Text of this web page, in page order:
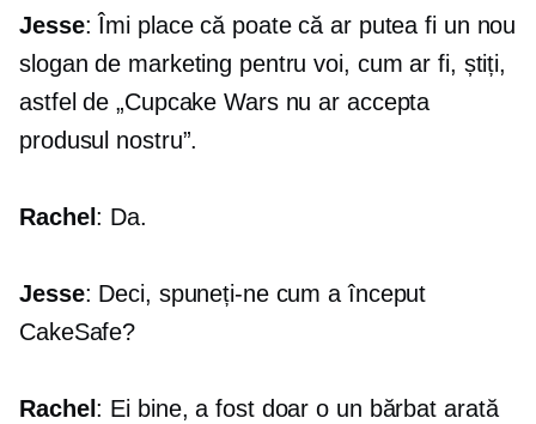
Jesse: Îmi place că poate că ar putea fi un nou
slogan de marketing pentru voi, cum ar fi, știți,
astfel de „Cupcake Wars nu ar accepta
produsul nostru”.
Rachel : Da.
Jesse: Deci, spuneți-ne cum a început
CakeSafe?
Rachel : Ei bine, a fost doar o un bărbat arată